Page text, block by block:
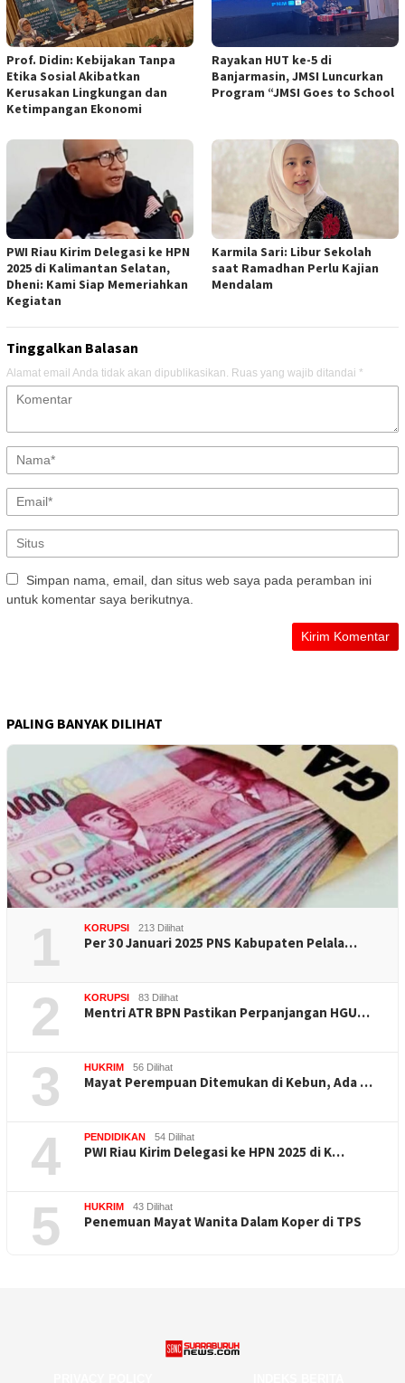
Prof. Didin: Kebijakan Tanpa
Etika Sosial Akibatkan
Kerusakan Lingkungan dan
Ketimpangan Ekonomi
Rayakan HUT ke-5 di
Banjarmasin, JMSI Luncurkan
Program “JMSI Goes to School
PWI Riau Kirim Delegasi ke HPN
2025 di Kalimantan Selatan,
Dheni: Kami Siap Memeriahkan
Kegiatan
Karmila Sari: Libur Sekolah
saat Ramadhan Perlu Kajian
Mendalam
Tinggalkan Balasan
Alamat email Anda tidak akan dipublikasikan. Ruas yang wajib ditandai *
Simpan nama, email, dan situs web saya pada peramban ini
untuk komentar saya berikutnya.
PALING BANYAK DILIHAT
1 KORUPSI 213 Dilihat
Per 30 Januari 2025 PNS Kabupaten Pelala…
2 KORUPSI 83 Dilihat
Mentri ATR BPN Pastikan Perpanjangan HGU…
3 HUKRIM 56 Dilihat
Mayat Perempuan Ditemukan di Kebun, Ada …
4 PENDIDIKAN 54 Dilihat
PWI Riau Kirim Delegasi ke HPN 2025 di K…
5 HUKRIM 43 Dilihat
Penemuan Mayat Wanita Dalam Koper di TPS